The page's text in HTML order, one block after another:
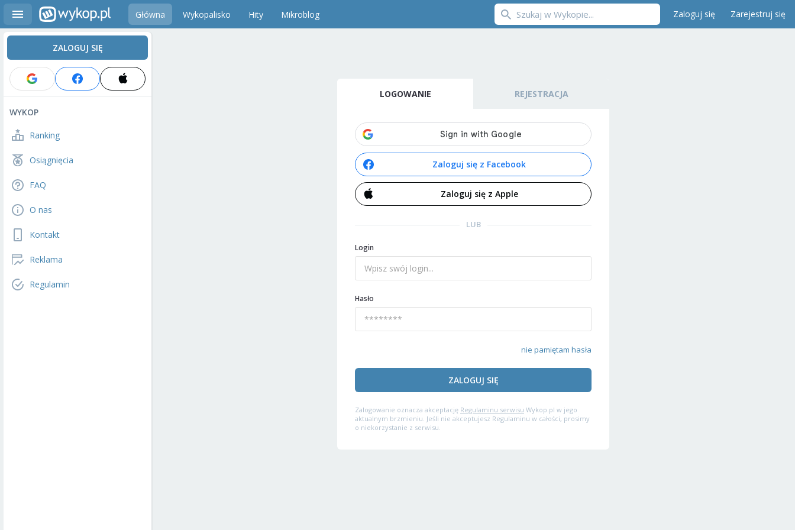
Główna Wykopalisko Hity Mikroblog Zaloguj się Zarejestruj się
ZALOGUJ SIĘ
WYKOP
Ranking
Osiągnięcia
FAQ
O nas
Kontakt
Reklama
Regulamin
LOGOWANIE REJESTRACJA
Zaloguj się z Facebook
Zaloguj się z Apple
LUB
Login
Hasło
nie pamiętam hasła
ZALOGUJ SIĘ
Zalogowanie oznacza akceptację Regulaminu serwisu Wykop.pl w jego
aktualnym brzmieniu. Jeśli nie akceptujesz Regulaminu w całości, prosimy
o niekorzystanie z serwisu.